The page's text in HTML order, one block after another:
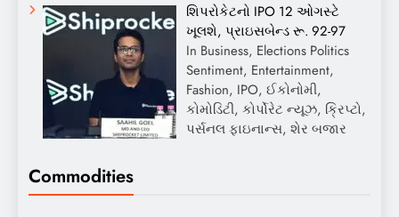
શિપરોકેટનો IPO 12 ઓગસ્ટે
ખૂલશે, પ્રાઇસબેન્ડ રૂ. 92-97
In Business, Elections Politics
Sentiment, Entertainment,
Fashion, IPO, ઈકોનોમી,
કોમોડિટી, કોર્પોરેટ ન્યૂઝ, ક્રિપ્ટો,
પર્સનલ ફાઇનાન્સ, શેર બજાર
Commodities